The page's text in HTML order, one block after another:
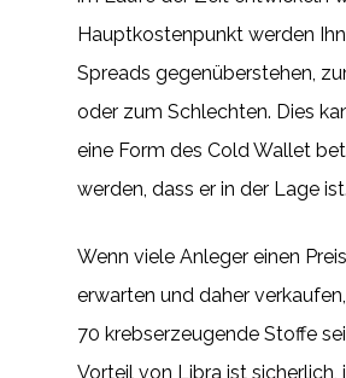
Hauptkostenpunkt werden
Spreads gegenüberstehen,
oder zum Schlechten. Dies
eine Form des Cold Wallet
werden, dass er in der Lage ist.
Wenn viele Anleger einen
erwarten und daher
70 krebserzeugende Stoffe
Vorteil von Libra ist